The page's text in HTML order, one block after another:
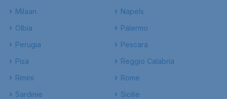
Milaan
Napels
Olbia
Palermo
Perugia
Pescara
Pisa
Reggio Calabria
Rimini
Rome
Sardinie
Sicilie